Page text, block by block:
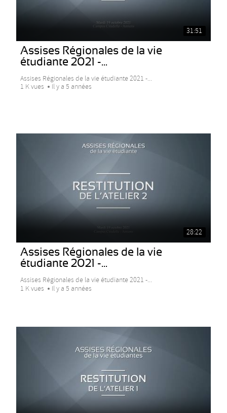
31:51
Assises Régionales de la vie
étudiante 2021 -...
Assises Régionales de la vie étudiante 2021 -...
1 K vues
Il y a 5 années
28:22
Assises Régionales de la vie
étudiante 2021 -...
Assises Régionales de la vie étudiante 2021 -...
1 K vues
Il y a 5 années